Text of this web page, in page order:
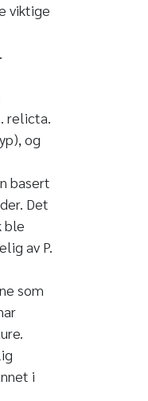
viktige
relicta.
og
basert
Det
ble
av P.
som
i